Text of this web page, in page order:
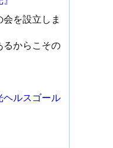
を設立しま
るからこその
ヘルスゴール